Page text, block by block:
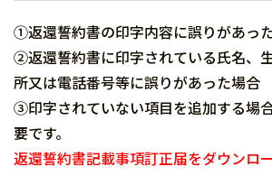
①返還誓約書の印字内容に誤りがあっ
②返還誓約書に印字されている氏名、
所又は電話番号等に誤りがあった場合
③印字されていない項目を追加す
要です。
返還誓約書記載事項訂正届をダウンロ